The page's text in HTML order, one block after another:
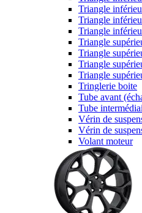
Triangle
Triangle
Triangle
Triangle
Triangle
Triangle
Triangle
Tringlerie boite
Tube avant
Tube
Vérin de
Vérin de
Volant moteur